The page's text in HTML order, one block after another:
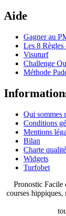
Aide
Gagner au
Les 8
Visuturf
Challenge
Méthode
Qui sommes
Conditions
Mentions
Bilan
Charte qualité
Widgets
Turfobet
Pronostic Facile
courses hippiques,